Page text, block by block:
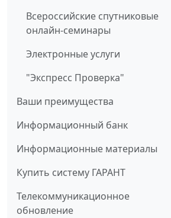
Всероссийские спутниковые
онлайн-семинары
Электронные услуги
"Экспресс Проверка"
Ваши преимущества
Информационный банк
Информационные материалы
Купить систему ГАРАНТ
Телекоммуникационное
обновление